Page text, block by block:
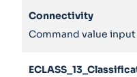
Connectivity
Command value input